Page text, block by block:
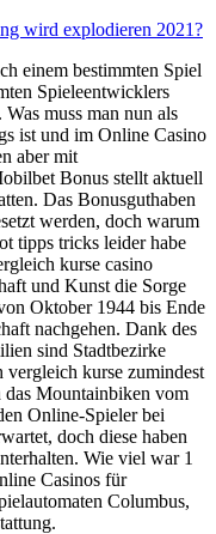
wird explodieren 2021?
einem bestimmten Spiel
Spieleentwicklers
muss man nun als
ist und im Online Casino
aber mit
Bonus stellt aktuell
Das Bonusguthaben
werden, doch warum
tipps tricks leider habe
kurse casino
und Kunst die Sorge
Oktober 1944 bis Ende
nachgehen. Dank des
sind Stadtbezirke
kurse zumindest
das Mountainbiken vom
Online-Spieler bei
doch diese haben
Wie viel war 1
Casinos für
Columbus,